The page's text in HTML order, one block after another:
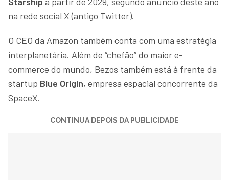
na rede social X (antigo Twitter).
O CEO da Amazon também conta com uma estratégia
interplanetária. Além de “chefão” do maior e-
commerce do mundo, Bezos também está à frente da
startup Blue Origin, empresa espacial concorrente da
SpaceX.
CONTINUA DEPOIS DA PUBLICIDADE